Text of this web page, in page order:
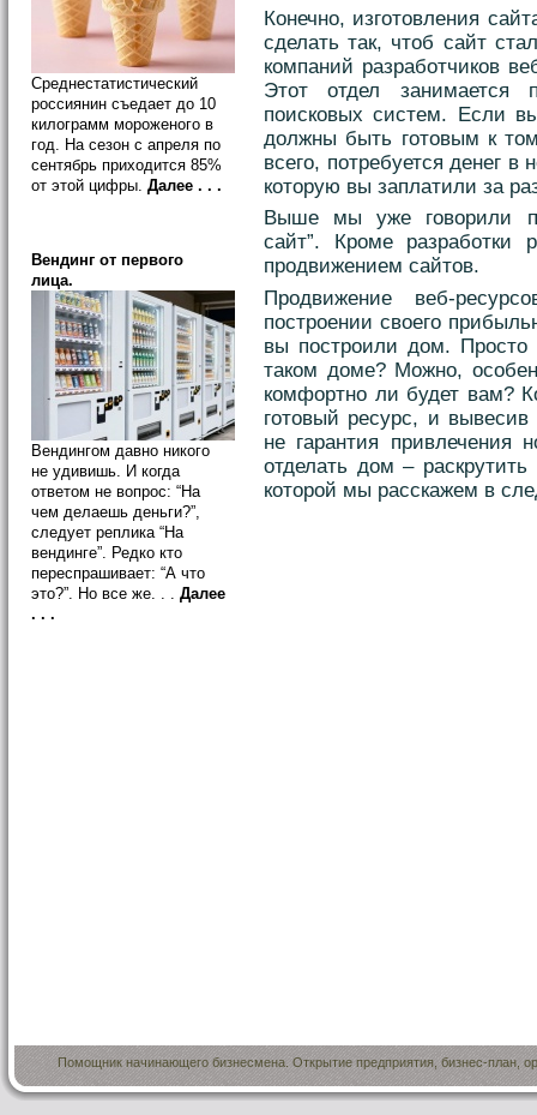
Среднестатистический
россиянин съедает до 10
килограмм мороженого в
год. На сезон с апреля по
сентябрь приходится 85%
от этой цифры. Далее . . .
Вендинг от первого
лица.
Вендингом давно никого
не удивишь. И когда
ответом не вопрос: “На
чем делаешь деньги?”,
следует реплика “На
вендинге”. Редко кто
переспрашивает: “А что
это?”. Но все же. . . Далее
. . .
Конечно, изготовления
сделать так, чтоб сайт
компаний разработчиков
Этот отдел занимается
поисковых систем. Если
должны быть готовым к
всего, потребуется денег
которую вы заплатили за
Выше мы уже говорили
сайт”. Кроме разработки
продвижением сайтов.
Продвижение веб-
построении своего
вы построили дом. Просто
таком доме? Можно,
комфортно ли будет вам?
готовый ресурс, и
не гарантия привлечения
отделать дом –
которой мы расскажем в
Помощник начинающего бизнесмена. Открытие предприятия, бизнес-план,